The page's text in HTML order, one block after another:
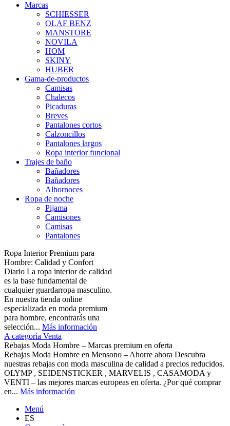
Marcas
SCHIESSER
OLAF BENZ
MANSTORE
NOVILA
HOM
SKINY
HUBER
Gama-de-productos
Camisas
Chalecos
Picaduras
Breves
Pantalones cortos
Calzoncillos
Pantalones largos
Ropa interior funcional
Trajes de baño
Bañadores
Bañadores
Albornoces
Ropa de noche
Pijama
Camisones
Camisas
Pantalones
Ropa Interior Premium para
Hombre: Calidad y Confort
Diario La ropa interior de calidad
es la base fundamental de
cualquier guardarropa masculino.
En nuestra tienda online
especializada en moda premium
para hombre, encontrarás una
selección... Más información
A categoría Venta
Rebajas Moda Hombre – Marcas premium en oferta
Rebajas Moda Hombre en Mensono – Ahorre ahora Descubra
nuestras rebajas con moda masculina de calidad a precios reducidos.
OLYMP , SEIDENSTICKER , MARVELIS , CASAMODA y
VENTI – las mejores marcas europeas en oferta. ¿Por qué comprar
en... Más información
Menú
ES